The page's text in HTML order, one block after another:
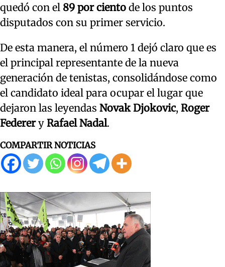
quedó con el 89 por ciento de los puntos
disputados con su primer servicio.
De esta manera, el número 1 dejó claro que es
el principal representante de la nueva
generación de tenistas, consolidándose como
el candidato ideal para ocupar el lugar que
dejaron las leyendas Novak Djokovic, Roger
Federery Rafael Nadal.
COMPARTIR NOTICIAS